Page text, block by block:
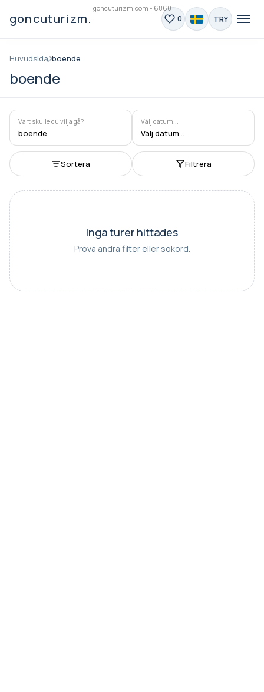
goncuturizm.com - 6860
goncuturizm.com 0 TRY
Huvudsida boende
boende
Vart skulle du vilja gå?
boende
Välj datum...
Välj datum...
Sortera Filtrera
Inga turer hittades
Prova andra filter eller sökord.